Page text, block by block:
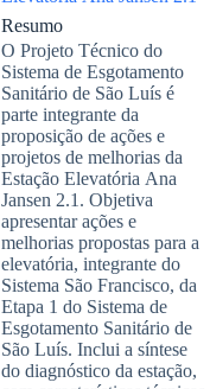
Resumo
O Projeto Técnico do
Sistema de Esgotamento
Sanitário de São Luís é
parte integrante da
proposição de ações e
projetos de melhorias da
Estação Elevatória Ana
Jansen 2.1. Objetiva
apresentar ações e
melhorias propostas para a
elevatória, integrante do
Sistema São Francisco, da
Etapa 1 do Sistema de
Esgotamento Sanitário de
São Luís. Inclui a síntese
do diagnóstico da estação,